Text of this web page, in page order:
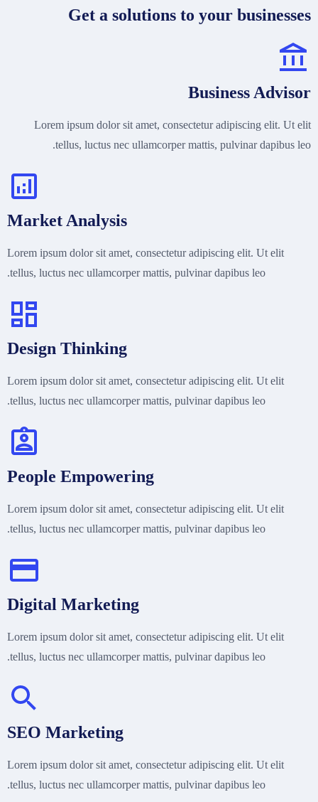
Get a solutions to your businesses
Business Advisor
Lorem ipsum dolor sit amet, consectetur adipiscing elit. Ut elit
tellus, luctus nec ullamcorper mattis, pulvinar dapibus leo.
Market Analysis
Lorem ipsum dolor sit amet, consectetur adipiscing elit. Ut elit
tellus, luctus nec ullamcorper mattis, pulvinar dapibus leo.
Design Thinking
Lorem ipsum dolor sit amet, consectetur adipiscing elit. Ut elit
tellus, luctus nec ullamcorper mattis, pulvinar dapibus leo.
People Empowering
Lorem ipsum dolor sit amet, consectetur adipiscing elit. Ut elit
tellus, luctus nec ullamcorper mattis, pulvinar dapibus leo.
Digital Marketing
Lorem ipsum dolor sit amet, consectetur adipiscing elit. Ut elit
tellus, luctus nec ullamcorper mattis, pulvinar dapibus leo.
SEO Marketing
Lorem ipsum dolor sit amet, consectetur adipiscing elit. Ut elit
tellus, luctus nec ullamcorper mattis, pulvinar dapibus leo.